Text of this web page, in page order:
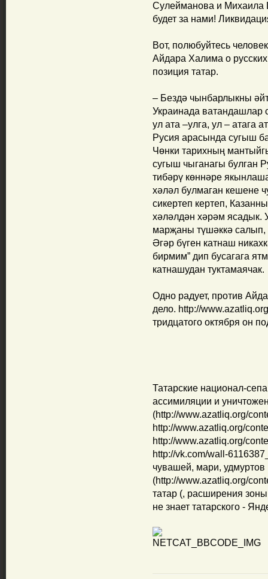
Сулейманова и Михаила
будет за нами!
Вот, полюбуйтесь
Айдара Халима о
позиция татар.
– Бездә чынбарлыкны
Украинада
ул ата –улга, ул – атага
Русия арасында сугыш
Чөнки тарихның
сугыш чыганагы булган
тибәрү көннәре
хәләл булмаган кешене
сикертеп кертеп,
хәләлдән хәрәм ясадык.
марҗаны түшәккә салып,
Әгәр бүген катнаш
бирмим” дип бусагага
катнашудан туктамаячак.
Одно радует, против
дело. http://
тридцатого октября он
Татарские национал-
ассимиляции и
(http://www.azatliq.org/
http://www.azatliq.org/
http://www.azatliq.org/
http://vk.com/wall-
чувашей, мари, удмуртов
(http://www.azatliq.org/
татар (, расширения
не знает татарского -